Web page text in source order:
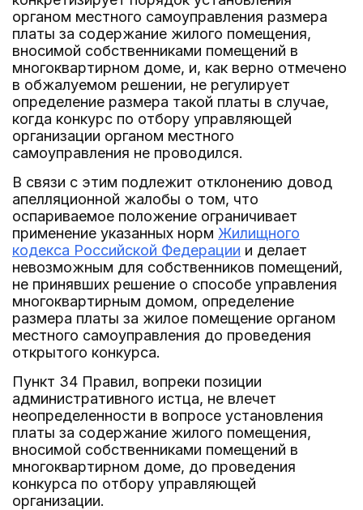
органом местного самоуправления размера
платы за содержание жилого помещения,
вносимой собственниками помещений в
многоквартирном доме, и, как верно отмечено
в обжалуемом решении, не регулирует
определение размера такой платы в случае,
когда конкурс по отбору управляющей
организации органом местного
самоуправления не проводился.
В связи с этим подлежит отклонению довод
апелляционной жалобы о том, что
оспариваемое положение ограничивает
применение указанных норм Жилищного
кодекса Российской Федерации и делает
невозможным для собственников помещений,
не принявших решение о способе управления
многоквартирным домом, определение
размера платы за жилое помещение органом
местного самоуправления до проведения
открытого конкурса.
Пункт 34 Правил, вопреки позиции
административного истца, не влечет
неопределенности в вопросе установления
платы за содержание жилого помещения,
вносимой собственниками помещений в
многоквартирном доме, до проведения
конкурса по отбору управляющей
организации.